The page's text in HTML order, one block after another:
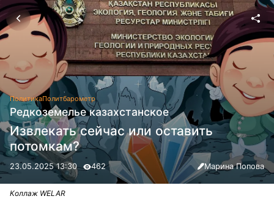
ПолитикаПолитбарометр
Редкоземелье казахстанское
Извлекать сейчас или оставить
потомкам?
23.05.2025 13:30 462 Марина Попова
Коллаж WELAR